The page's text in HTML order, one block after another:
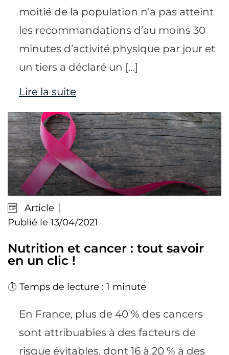
moitié de la population n’a pas atteint
les recommandations d’au moins 30
minutes d’activité physique par jour et
un tiers a déclaré un […]
Lire la suite
Article
Publié le 13/04/2021
Nutrition et cancer : tout savoir
en un clic !
Temps de lecture : 1 minute
En France, plus de 40 % des cancers
sont attribuables à des facteurs de
risque évitables, dont 16 à 20 % à des